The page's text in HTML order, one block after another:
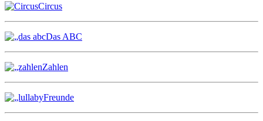
Circus
Das ABC
Zahlen
Freunde